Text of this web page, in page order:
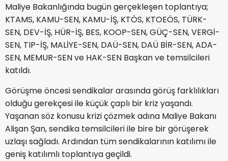
Maliye Bakanlığında bugün gerçekleşen toplantıya;
KTAMS, KAMU-SEN, KAMU-İŞ, KTÖS, KTOEÖS, TÜRK-
SEN, DEV-İŞ, HÜR-İŞ, BES, KOOP-SEN, GÜÇ-SEN, VERGİ-
SEN, TIP-İŞ, MALİYE-SEN, DAÜ-SEN, DAÜ BİR-SEN, ADA-
SEN, MEMUR-SEN ve HAK-SEN Başkan ve temsilcileri
katıldı.
Görüşme öncesi sendikalar arasında görüş farklılıkları
olduğu gerekçesi ile küçük çaplı bir kriz yaşandı.
Yaşanan söz konusu krizi çözmek adına Maliye Bakanı
Alişan Şan, sendika temsilcileri ile bire bir görüşerek
uzlaşı sağladı. Ardından tüm sendikalarının katılımı ile
geniş katılımlı toplantıya geçildi.